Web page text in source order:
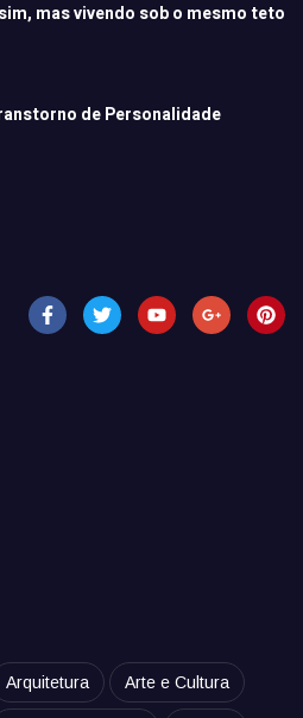
mas vivendo sob o mesmo teto
de Personalidade
Arquitetura Arte e Cultura